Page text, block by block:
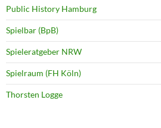
Public History Hamburg
Spielbar (BpB)
Spieleratgeber NRW
Spielraum (FH Köln)
Thorsten Logge